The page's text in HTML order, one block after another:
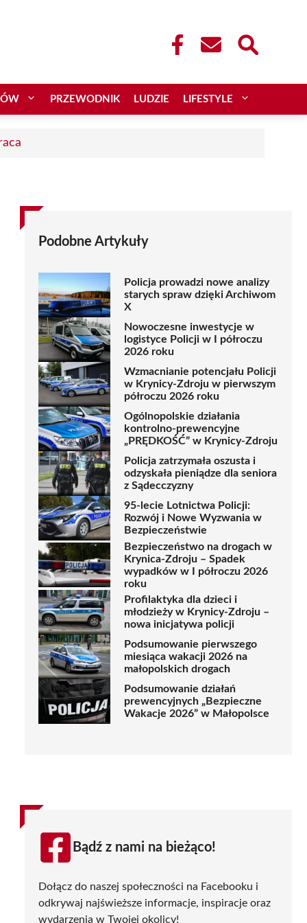
PRZEWODNIK LUDZIE LIFESTYLE
Podobne Artykuły
Policja prowadzi nowe analizy
starych spraw dzięki Archiwom
X
Nowoczesne inwestycje w
logistyce Policji w I półroczu
2026 roku
Wzmacnianie potencjału Policji
w Krynicy-Zdroju w pierwszym
półroczu 2026 roku
Ogólnopolskie działania
kontrolno-prewencyjne
„PRĘDKOŚĆ” w Krynicy-Zdroju
Policja zatrzymała oszusta i
odzyskała pieniądze dla seniora
z Sądecczyzny
95-lecie Lotnictwa Policji:
Rozwój i Nowe Wyzwania w
Bezpieczeństwie
Bezpieczeństwo na drogach w
Krynica-Zdroju – Spadek
wypadków w I półroczu 2026
roku
Profilaktyka dla dzieci i
młodzieży w Krynicy-Zdroju –
nowa inicjatywa policji
Podsumowanie pierwszego
miesiąca wakacji 2026 na
małopolskich drogach
Podsumowanie działań
prewencyjnych „Bezpieczne
Wakacje 2026” w Małopolsce
Bądź z nami na bieżąco!
Dołącz do naszej społeczności na Facebooku i
odkrywaj najświeższe informacje, inspiracje oraz
wydarzenia w Twojej okolicy!